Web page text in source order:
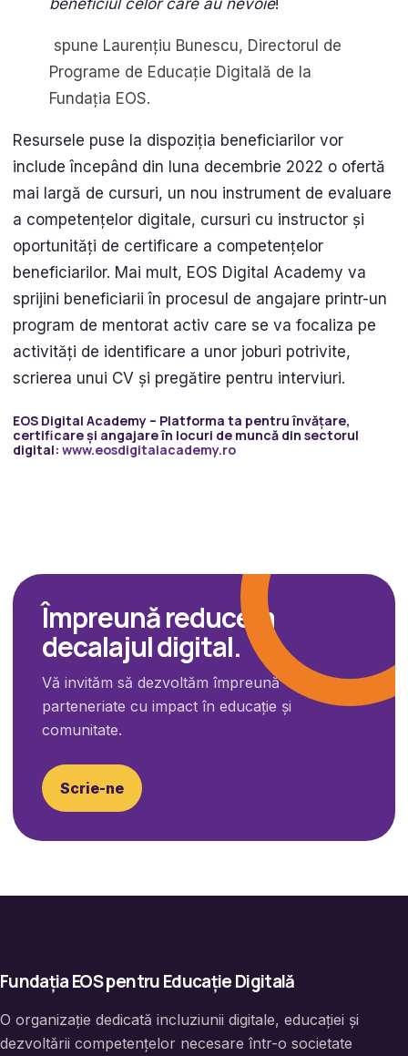
beneficiul celor care au nevoie!
spune Laurențiu Bunescu, Directorul de
Programe de Educație Digitală de la
Fundația EOS.
Resursele puse la dispoziția beneficiarilor vor
include începând din luna decembrie 2022 o ofertă
mai largă de cursuri, un nou instrument de evaluare
a competențelor digitale, cursuri cu instructor și
oportunități de certificare a competențelor
beneficiarilor. Mai mult, EOS Digital Academy va
sprijini beneficiarii în procesul de angajare printr-un
program de mentorat activ care se va focaliza pe
activități de identificare a unor joburi potrivite,
scrierea unui CV și pregătire pentru interviuri.
EOS Digital Academy – Platforma ta pentru învățare,
certificare și angajare în locuri de muncă din sectorul
digital: www.eosdigitalacademy.ro
Împreună reducem
decalajul digital.
Vă invităm să dezvoltăm împreună
parteneriate cu impact în educație și
comunitate.
Scrie-ne
Fundația EOS pentru Educație Digitală
O organizație dedicată incluziunii digitale, educației și
dezvoltării competențelor necesare într-o societate